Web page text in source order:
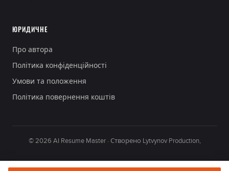
ЮРИДИЧНЕ
Про автора
Політика конфіденційності
Умови та положення
Політика повернення коштів
© 2026 AI Resume Master · Створено Lytvynov Production,